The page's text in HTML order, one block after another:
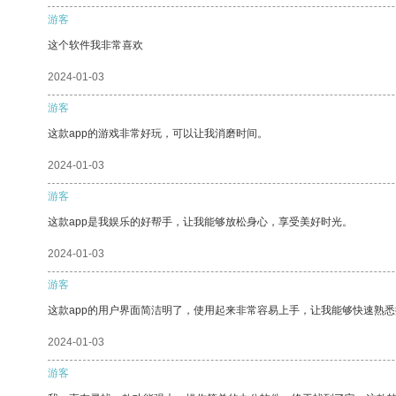
游客
这个软件我非常喜欢
2024-01-03
游客
这款app的游戏非常好玩，可以让我消磨时间。
2024-01-03
游客
这款app是我娱乐的好帮手，让我能够放松身心，享受美好时光。
2024-01-03
游客
这款app的用户界面简洁明了，使用起来非常容易上手，让我能够快速熟
2024-01-03
游客